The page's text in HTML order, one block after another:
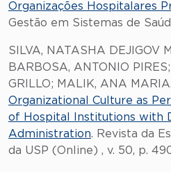
Organizações Hospitalares
Gestão em Sistemas de
SILVA, NATASHA DEJIGOV
BARBOSA, ANTONIO
GRILLO; MALIK, ANA MARIA.
Organizational Culture as
of Hospital Institutions with
Administration. Revista da
da USP (Online) , v. 50, p.